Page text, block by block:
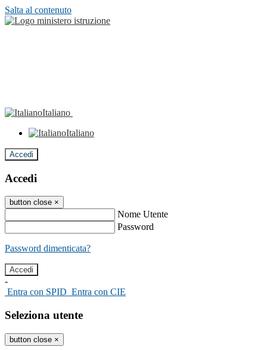
Salta al contenuto
Italiano
Italiano
Accedi
Accedi
button close ×
Nome Utente
Password
Password dimenticata?
-
Entra con SPID Entra con CIE
Seleziona utente
button close ×